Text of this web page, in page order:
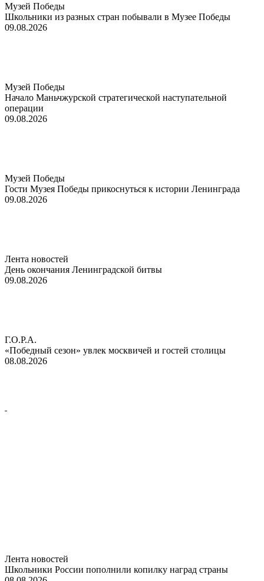
Музей Победы
Школьники из разных стран побывали в Музее Победы
09.08.2026
Музей Победы
Начало Маньчжурской стратегической наступательной
операции
09.08.2026
Музей Победы
Гости Музея Победы прикоснуться к истории Ленинграда
09.08.2026
Лента новостей
День окончания Ленинградской битвы
09.08.2026
Г.О.Р.А.
«Победный сезон» увлек москвичей и гостей столицы
08.08.2026
Лента новостей
Школьники России пополнили копилку наград страны